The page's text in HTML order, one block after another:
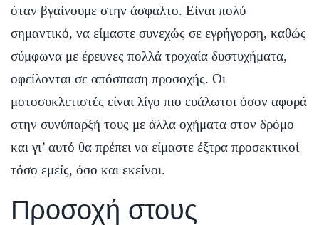
όταν βγαίνουμε στην άσφαλτο. Είναι πολύ
σημαντικό, να είμαστε συνεχώς σε εγρήγορση, καθώς
σύμφωνα με έρευνες πολλά τροχαία δυστυχήματα,
οφείλονται σε απόσπαση προσοχής. Οι
μοτοσυκλετιστές είναι λίγο πιο ευάλωτοι όσον αφορά
στην συνύπαρξή τους με άλλα οχήματα στον δρόμο
και γι’ αυτό θα πρέπει να είμαστε έξτρα προσεκτικοί
τόσο εμείς, όσο και εκείνοι.
Προσοχή στους